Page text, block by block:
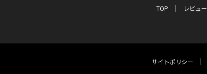
TOP レビュー
サイトポリシー